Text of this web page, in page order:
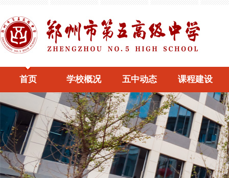
首页 学校概况 五中动态 课程建设